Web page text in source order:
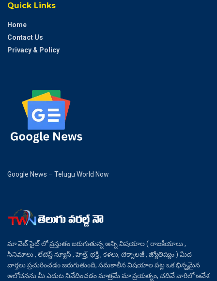
Quick Links
Home
Contact Us
Privacy & Policy
Google News – Telugu World Now
మా వెబ్ సైట్ లో ప్రస్తుతం జరుగుతున్న అన్ని విషయాల ( రాజకీయాలు ,
సినిమాలు , లేటెస్ట్ న్యూస్ , హెల్త్, భక్తి , కళలు, టెక్నాలజీ , జ్యోతిష్యం ) మీద
వార్తలు ప్రచురించడం జరుగుతుంది, సమకాలీన విషయాల పట్ల ఒక భిన్నమైన
ఆలోచనను మీ ఎదుట నివేదించడం మాత్రమే మా ప్రయత్నం, చదివే వారిలో ఆవేశ